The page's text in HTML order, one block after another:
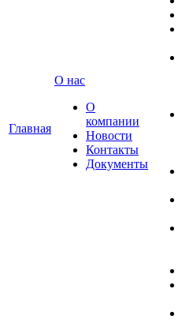
Главная
О нас
О
компании
Новости
Контакты
Документы